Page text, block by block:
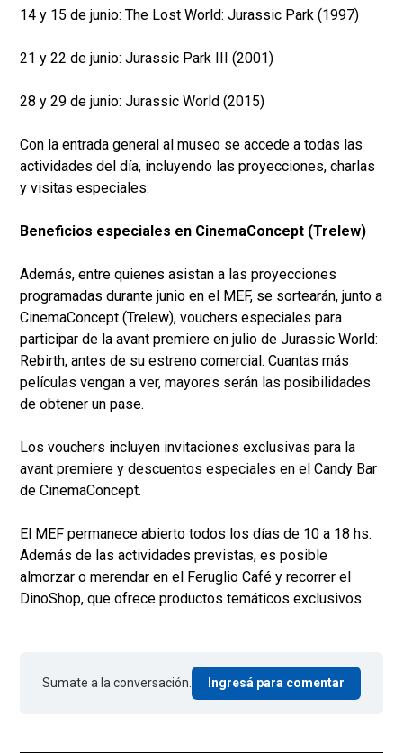
14 y 15 de junio: The Lost World: Jurassic Park (1997)
21 y 22 de junio: Jurassic Park III (2001)
28 y 29 de junio: Jurassic World (2015)
Con la entrada general al museo se accede a todas las
actividades del día, incluyendo las proyecciones, charlas
y visitas especiales.
Beneficios especiales en CinemaConcept (Trelew)
Además, entre quienes asistan a las proyecciones
programadas durante junio en el MEF, se sortearán, junto a
CinemaConcept (Trelew), vouchers especiales para
participar de la avant premiere en julio de Jurassic World:
Rebirth, antes de su estreno comercial. Cuantas más
películas vengan a ver, mayores serán las posibilidades
de obtener un pase.
Los vouchers incluyen invitaciones exclusivas para la
avant premiere y descuentos especiales en el Candy Bar
de CinemaConcept.
El MEF permanece abierto todos los días de 10 a 18 hs.
Además de las actividades previstas, es posible
almorzar o merendar en el Feruglio Café y recorrer el
DinoShop, que ofrece productos temáticos exclusivos.
Sumate a la conversación. Ingresá para comentar